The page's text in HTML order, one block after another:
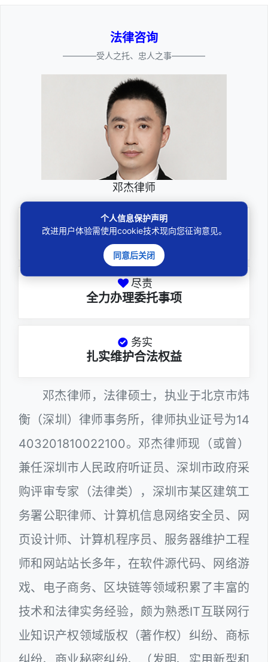
法律咨询
————受人之托、忠人之事————
邓杰律师
专业
深耕厚积聚焦专注
尽责
全力办理委托事项
务实
扎实维护合法权益
邓杰律师，法律硕士，执业于北京市炜
衡（深圳）律师事务所，律师执业证号为14
403201810022100。邓杰律师现（或曾）
兼任深圳市人民政府听证员、深圳市政府采
购评审专家（法律类），深圳市某区建筑工
务署公职律师、计算机信息网络安全员、网
页设计师、计算机程序员、服务器维护工程
师和网站站长多年，在软件源代码、网络游
戏、电子商务、区块链等领域积累了丰富的
技术和法律实务经验，颇为熟悉IT互联网行
业知识产权领域版权（著作权）纠纷、商标
个人信息保护声明
改进用户体验需使用cookie技术现向您征询意见。
同意后关闭